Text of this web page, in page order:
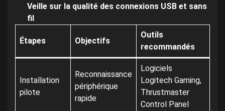
Veille sur la qualité des connexions USB et sans
fil
Étapes Objectifs
Outils
recommandés
Installation
pilote
Reconnaissance
périphérique
rapide
Logiciels
Logitech Gaming,
Thrustmaster
Control Panel